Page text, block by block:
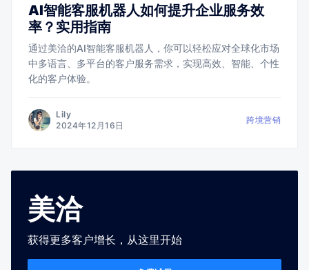
AI智能客服机器人如何提升企业服务效
率？实用指南
通过美洽的AI智能客服机器人，你可以轻松应对全球化市场
中多语言、多平台的客户服务需求，实现高效、智能、个性
化的客户体验。
Lily
2024年12月16日
跨境营销
美洽
获得更多客户增长，从这里开始